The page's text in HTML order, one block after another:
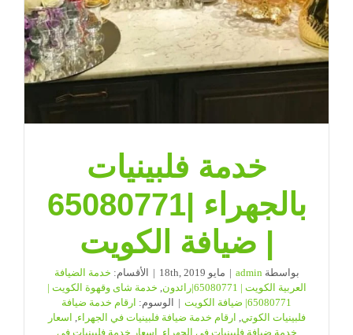
خدمة فلبينيات
بالجهراء |65080771
| ضيافة الكويت
بواسطة admin
| مايو 18th, 2019 | الأقسام: خدمة الضيافة
العربية الكويت | 65080771|رائدون
خدمة شاى وقهوة الكويت |
65080771| ضيافة الكويت
| الوسوم: ارقام خدمة ضيافة
فلبينيات الكوتي ارقام خدمة ضيافة فلبينيات في الجهراء اسعار
خدمة ضيافة فلبينيات في الجهراء اسعار خدمة فلبينيات في